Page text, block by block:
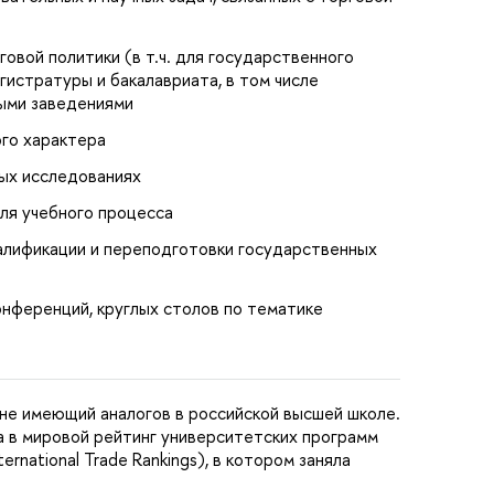
политики (в т.ч. для государственного
и бакалавриата, в том числе
заведениями
характера
исследованиях
учебного процесса
и переподготовки государственных
круглых столов по тематике
имеющий аналогов в российской высшей школе.
мировой рейтинг университетских программ
Trade Rankings), в котором заняла